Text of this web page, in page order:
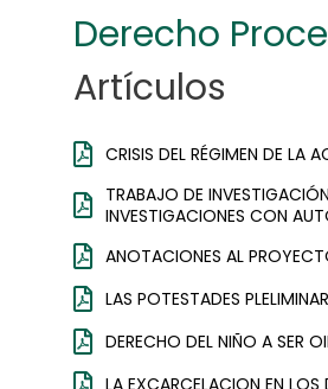
Derecho
Artículos
CRISIS DEL RÉGIMEN DE LA
TRABAJO DE
INVESTIGACIONES CON
ANOTACIONES AL
LAS POTESTADES
DERECHO DEL NIÑO A SER
LA EXCARCELACION EN